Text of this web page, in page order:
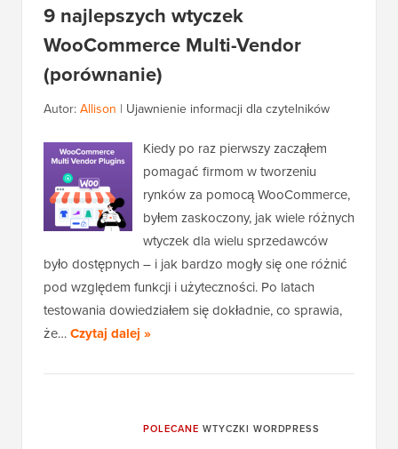
9 najlepszych wtyczek
WooCommerce Multi-Vendor
(porównanie)
Autor:Allison | Ujawnienie informacji dla czytelników
Kiedy po raz pierwszy zacząłem
pomagać firmom w tworzeniu
rynków za pomocą WooCommerce,
byłem zaskoczony, jak wiele różnych
wtyczek dla wielu sprzedawców
było dostępnych – i jak bardzo mogły się one różnić
pod względem funkcji i użyteczności. Po latach
testowania dowiedziałem się dokładnie, co sprawia,
że…Czytaj dalej »
POLECANE WTYCZKI WORDPRESS